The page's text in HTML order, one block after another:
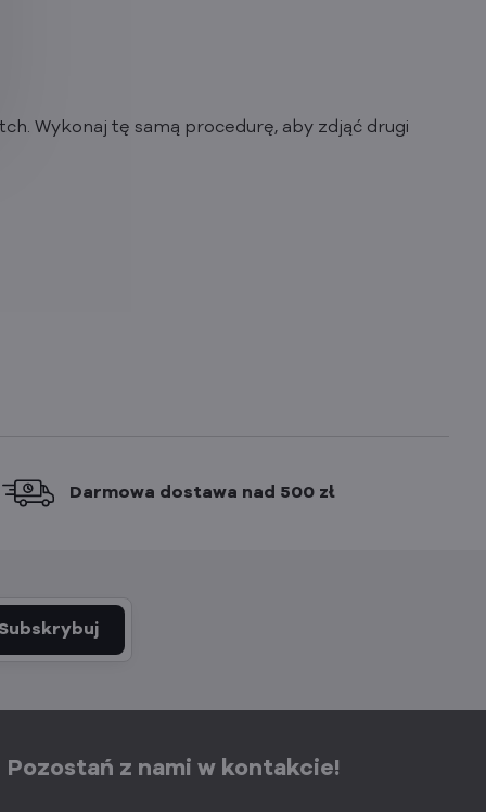
Wykonaj tę samą procedurę, aby zdjąć drugi
Darmowa dostawa nad 500 zł
Pozostań z nami w kontakcie!